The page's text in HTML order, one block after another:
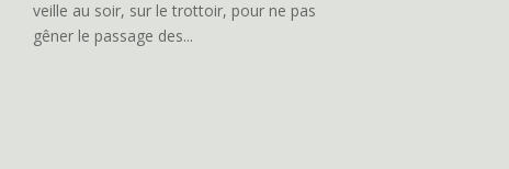
veille au soir, sur le trottoir, pour ne pas
gêner le passage des...